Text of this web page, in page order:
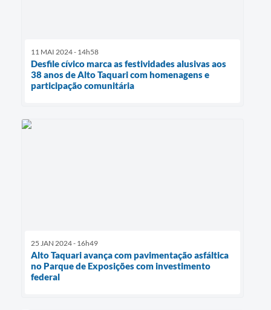
11 MAI 2024 - 14h58
Desfile cívico marca as festividades alusivas aos
38 anos de Alto Taquari com homenagens e
participação comunitária
25 JAN 2024 - 16h49
Alto Taquari avança com pavimentação asfáltica
no Parque de Exposições com investimento
federal